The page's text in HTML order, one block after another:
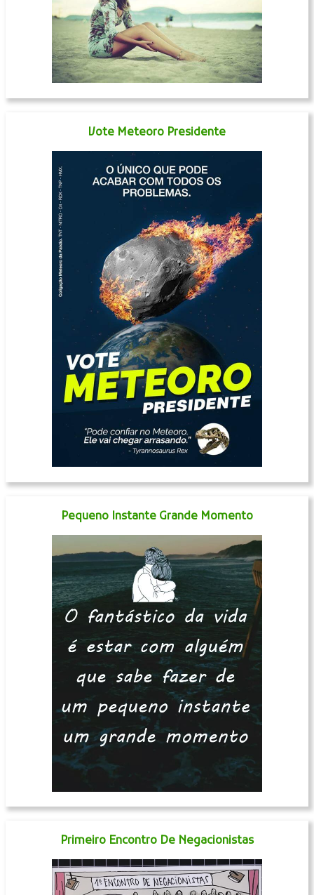
Vote Meteoro Presidente
Pequeno Instante Grande Momento
Primeiro Encontro De Negacionistas